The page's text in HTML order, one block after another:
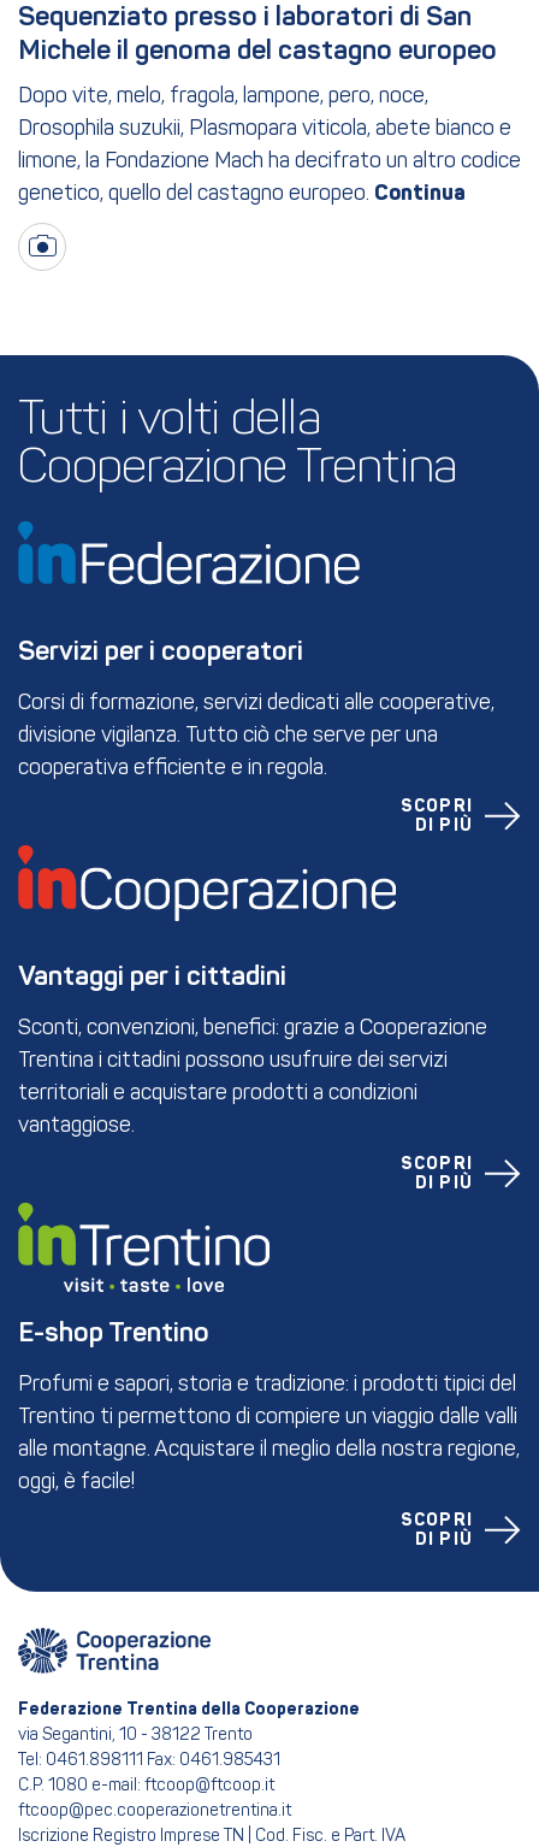
Sequenziato presso i laboratori di San
Michele il genoma del castagno europeo
Dopo vite, melo, fragola, lampone, pero, noce,
Drosophila suzukii, Plasmopara viticola, abete bianco e
limone, la Fondazione Mach ha decifrato un altro codice
genetico, quello del castagno europeo.
Tutti i volti della
Cooperazione Trentina
Servizi per i cooperatori
Corsi di formazione, servizi dedicati alle cooperative,
divisione vigilanza. Tutto ciò che serve per una
cooperativa efficiente e in regola.
SCOPRI
DI PIÙ
Vantaggi per i cittadini
Sconti, convenzioni, benefici: grazie a Cooperazione
Trentina i cittadini possono usufruire dei servizi
territoriali e acquistare prodotti a condizioni
vantaggiose.
SCOPRI
DI PIÙ
E-shop Trentino
Profumi e sapori, storia e tradizione: i prodotti tipici del
Trentino ti permettono di compiere un viaggio dalle valli
alle montagne. Acquistare il meglio della nostra regione,
oggi, è facile!
SCOPRI
DI PIÙ
Federazione Trentina della Cooperazione
via Segantini, 10 - 38122 Trento
Tel: 0461.898111 Fax: 0461.985431
C.P. 1080 e-mail: ftcoop@ftcoop.it
ftcoop@pec.cooperazionetrentina.it
Iscrizione Registro Imprese TN | Cod. Fisc. e Part. IVA